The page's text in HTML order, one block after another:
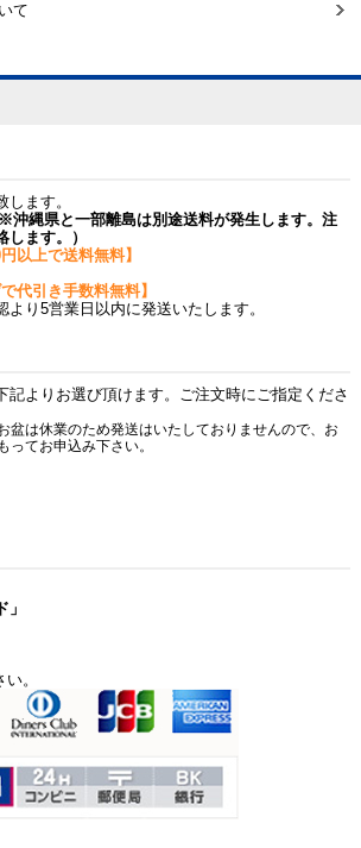
て
ます。
沖縄県と一部離島は別途送料が発生します。注
ます。）
以上で送料無料】
代引き手数料無料】
より5営業日以内に発送いたします。
記よりお選び頂けます。ご注文時にご指定くださ
盆は休業のため発送はいたしておりませんので、お
ってお申込み下さい。
。